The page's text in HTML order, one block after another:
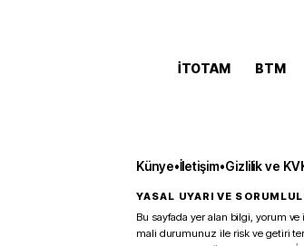
İTOTAM BTM
Künye•İletişim•Gizlilik ve
YASAL UYARI VE
Bu sayfada yer alan bilgi, yorum ve
mali durumunuz ile risk ve getiri